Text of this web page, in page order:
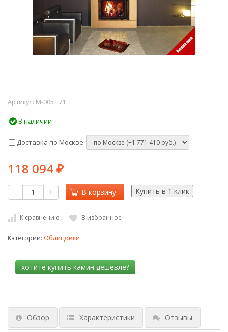
Артикул: M-005 F71
В наличии
Доставка по Москве
118 094 ₽
- + В корзину
К сравнению В избранное
Категории: Облицовки
Обзор Характеристики Отзывы